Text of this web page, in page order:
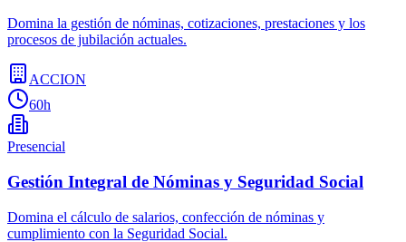
Domina la gestión de nóminas, cotizaciones, prestaciones y los
procesos de jubilación actuales.
ACCION
60h
Presencial
Gestión Integral de Nóminas y Seguridad Social
Domina el cálculo de salarios, confección de nóminas y
cumplimiento con la Seguridad Social.